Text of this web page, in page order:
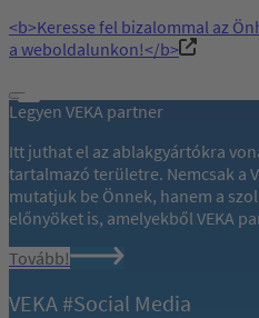
<b>Keresse fel bizalommal az
a weboldalunkon!</b>
Legyen VEKA partner
Itt juthat el az ablakgyártókra
tartalmazó területre. Nemcsak a
mutatjuk be Önnek, hanem a
előnyöket is, amelyekből VEKA
Tovább!
VEKA #Social Media